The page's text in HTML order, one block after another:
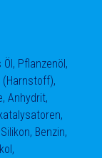
Pflanzenöl,
(Harnstoff),
Anhydrit,
Benzin,